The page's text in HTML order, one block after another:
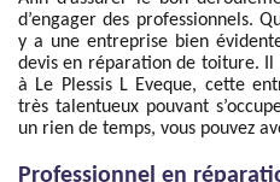
d’engager des professionnels.
y a une entreprise bien
devis en réparation de toiture. Il
à Le Plessis L Eveque, cette
très talentueux pouvant
un rien de temps, vous pouvez
Professionnel en